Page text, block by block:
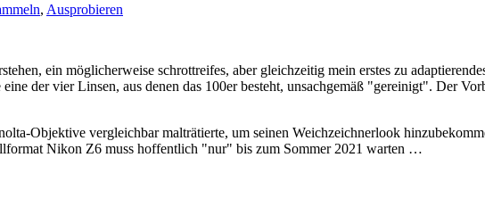
, Ausprobieren
ein möglicherweise schrottreifes, aber gleichzeitig mein erstes zu
der vier Linsen, aus denen das 100er besteht, unsachgemäß "gereinigt". Der
Objektive vergleichbar malträtierte, um seinen Weichzeichnerlook
Nikon Z6 muss hoffentlich "nur" bis zum Sommer 2021 warten …